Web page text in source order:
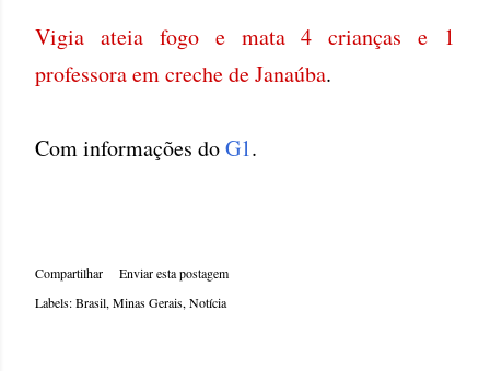
Vigia ateia fogo e mata 4 crianças e 1
professora em creche de Janaúba.
Com informações doG1.
Compartilhar
Enviar esta postagem
Labels:Brasil Minas Gerais Notícia